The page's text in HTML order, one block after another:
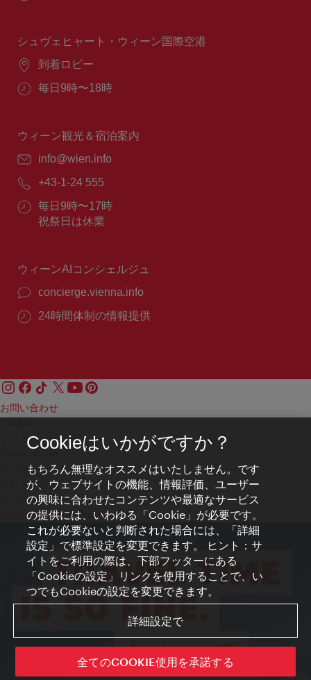
間：
シュヴェヒャート・ウィーン国際空港
場
到着ロビー
営
間：
毎日9時〜18時
ウィーン観光＆宿泊案内
E
ー
ル：
info@wien.info
電
番
号：
+43-1-24 555
営
業
毎日9時〜17時
祝祭日は休業
ウィーンAIコンシェルジュ
concierge.vienna.info
24時間体制の情報提供
お問い合わせ
プライバシーポリシー
アクセシビリティ
プレス連絡先
クッキーの設定
© Copyright WienTourismus
Cookieはいかがですか？
もちろん無理なオススメはいたしません。です
が、ウェブサイトの機能、情報評価、ユーザー
の興味に合わせたコンテンツや最適なサービス
の提供には、いわゆる「Cookie」が必要です。
これが必要ないと判断された場合には、「詳細
設定」で標準設定を変更できます。 ヒント：サ
イトをご利用の際は、下部フッターにある
「Cookieの設定」リンクを使用することで、い
つでもCookieの設定を変更できます。
詳細設定で
全てのCOOKIE使用を承諾する